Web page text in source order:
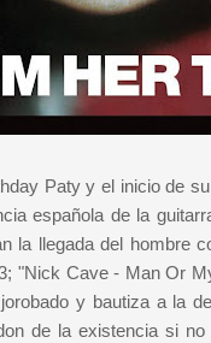
Paty y el inicio de
española de la
la llegada del
"Nick Cave - Man Or
y bautiza a la
de la existencia si